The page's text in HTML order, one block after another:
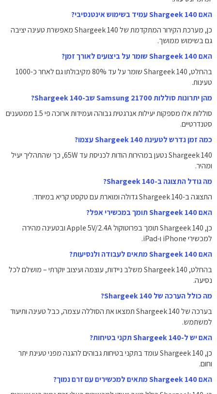
האם Shargeek 140 עמיד בשימוש אינטנסיבי?
כן, מערכת הקירור המתקדמת של Shargeek 140 מאפשרת טעינה יציבה
גם בשימוש ממושך.
האם Shargeek 140 שומר על ביצועים לאורך זמן?
בהחלט, Shargeek 140 שומר על עד 80% מקיבולתו גם לאחר כ-1000
טעינות.
מהן יתרונות סוללות Samsung 21700 שב-Shargeek 140?
סוללות אלו מספקות יעילות אנרגטית גבוהה ועמידות ארוכה פי 1.5 ממטענים
סטנדרטיים.
כמה זמן נדרש לטעינת Shargeek 140 עצמו?
Shargeek 140 נטען במהירות הודות לכניסת עד ‎65W‎, כך שהתהליך יעיל
ומהיר.
מה גודל התצוגה ב-Shargeek 140?
התצוגה ב-Shargeek 140 גדולה ומוארת עם טקסט קריא במיוחד.
האם Shargeek 140 תומך במכשירי אפל?
כן, Shargeek 140 תומך בפרוטוקול Apple 5V/2.4A ובטעינה מהירה
למכשירי iPhone ו-iPad.
האם Shargeek 140 מתאים לעבודה ולנסיעות?
בהחלט, Shargeek 140 משלב ניידות, עוצמה ועיצוב יוקרתי – מושלם לכל
נסיעה.
מה כולל הערכה של Shargeek 140?
בערכה של Shargeek 140 תמצאו את הסוללה עצמה, כבל טעינה ותיעוד
למשתמש.
האם יש ל-Shargeek 140 תקני בטיחות?
כן, Shargeek 140 עומד בתקני בטיחות גבוהים להגנה מפני טעינת יתר
וחום.
האם Shargeek 140 מתאים למכשירים עם זרם נמוך?